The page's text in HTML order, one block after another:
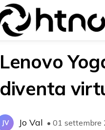
{{POSTS[0].LABEL}}
{{POSTS[0].LABEL}}
Lenovo
diventa
JV Jo Val • 01 settembre